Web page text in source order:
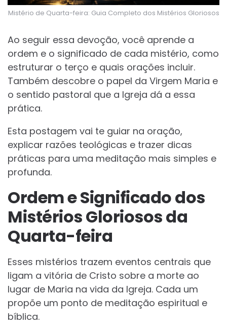
Mistério de Quarta-feira: Guia Completo dos Mistérios Gloriosos
Ao seguir essa devoção, você aprende a
ordem e o significado de cada mistério, como
estruturar o terço e quais orações incluir.
Também descobre o papel da Virgem Maria e
o sentido pastoral que a Igreja dá a essa
prática.
Esta postagem vai te guiar na oração,
explicar razões teológicas e trazer dicas
práticas para uma meditação mais simples e
profunda.
Ordem e Significado dos
Mistérios Gloriosos da
Quarta-feira
Esses mistérios trazem eventos centrais que
ligam a vitória de Cristo sobre a morte ao
lugar de Maria na vida da Igreja. Cada um
propõe um ponto de meditação espiritual e
bíblica.